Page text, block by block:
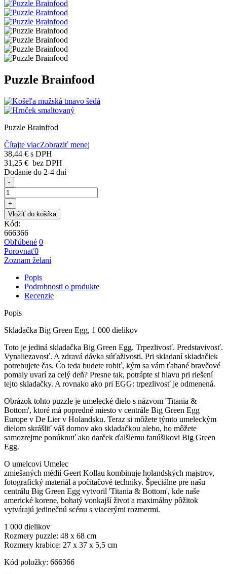
Puzzle Brainfood
Puzzle Brainffod
Čítajte viacZobraziť menej
38,44 € s DPH
31,25 € bez DPH
Dodanie do 2-4 dní
-
+
Vložiť do košíka
Kód:
666366
Obľúbené 0
Porovnať0
Zoznam želaní
Popis
Podrobnosti o produkte
Recenzie
Popis
Skladačka Big Green Egg, 1 000 dielikov
Toto je jediná skladačka Big Green Egg. Trpezlivosť. Predstavivosť.
Vynaliezavosť. A zdravá dávka súťaživosti. Pri skladaní skladačiek
potrebujete čas. Čo teda budete robiť, kým sa vám ťahané bravčové
pomaly uvarí za celý deň? Presne tak, potrápte si hlavu pri riešení
tejto skladačky. A rovnako ako pri EGG: trpezlivosť je odmenená.
Obrázok tohto puzzle je umelecké dielo s názvom 'Titania &
Bottom', ktoré má popredné miesto v centrále Big Green Egg
Europe v De Lier v Holandsku. Teraz si môžete týmto umeleckým
dielom skrášliť váš domov ako skladačkou alebo, ho môžete
samozrejme ponúknuť ako darček ďalšiemu fanúšikovi Big Green
Egg.
O umelcovi Umelec
zmiešaných médií Geert Kollau kombinuje holandských majstrov,
fotografický materiál a počítačové techniky. Špeciálne pre našu
centrálu Big Green Egg vytvoril 'Titania & Bottom', kde naše
americké korene, bohatý vonkajší život a maximálny pôžitok
vytvárajú jedinečnú scénu s viacerými rozmermi.
1 000 dielikov
Rozmery puzzle: 48 x 68 cm
Rozmery krabice: 27 x 37 x 5,5 cm
Kód položky: 666366